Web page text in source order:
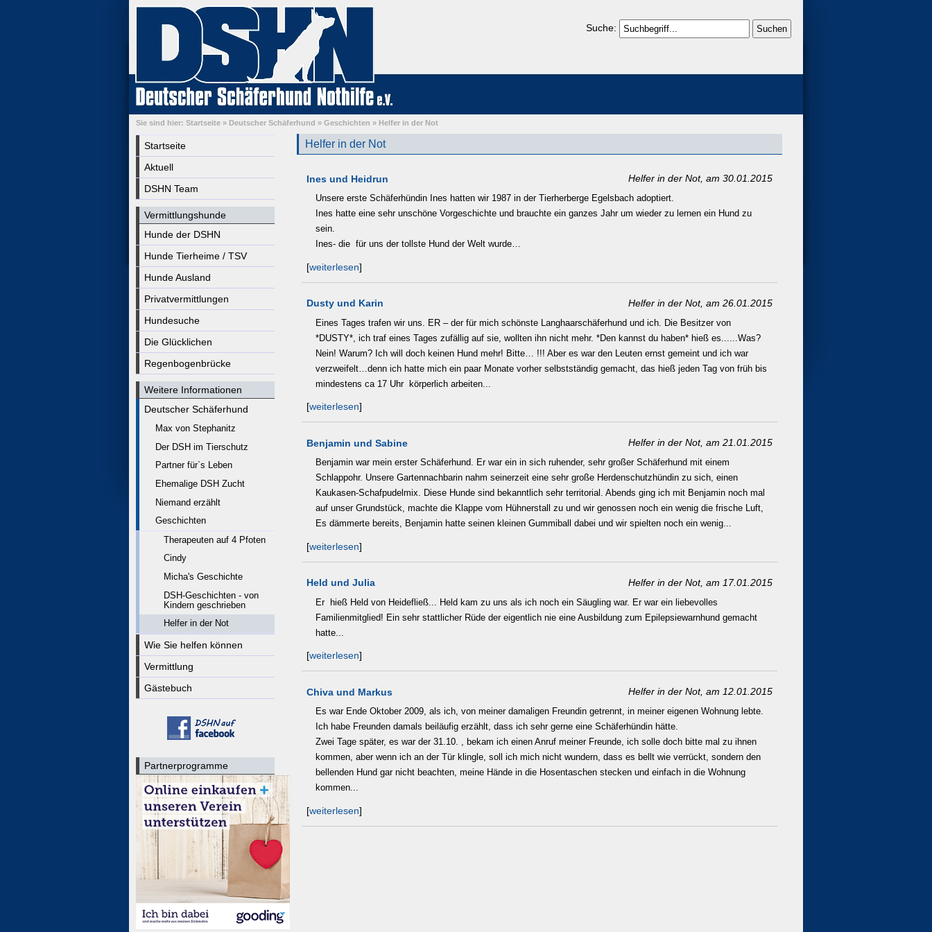
Suche:
Sie sind hier: Startseite » Deutscher Schäferhund » Geschichten » Helfer in der Not
Startseite
Aktuell
DSHN Team
Vermittlungshunde
Hunde der DSHN
Hunde Tierheime / TSV
Hunde Ausland
Privatvermittlungen
Hundesuche
Die Glücklichen
Regenbogenbrücke
Weitere Informationen
Deutscher Schäferhund
Max von Stephanitz
Der DSH im Tierschutz
Partner für`s Leben
Ehemalige DSH Zucht
Niemand erzählt
Geschichten
Therapeuten auf 4 Pfoten
Cindy
Micha's Geschichte
DSH-Geschichten - von
Kindern geschrieben
Helfer in der Not
Wie Sie helfen können
Vermittlung
Gästebuch
Partnerprogramme
Helfer in der Not
Ines und Heidrun Helfer in der Not, am 30.01.2015
Unsere erste Schäferhündin Ines hatten wir 1987 in der Tierherberge Egelsbach adoptiert.
Ines hatte eine sehr unschöne Vorgeschichte und brauchte ein ganzes Jahr um wieder zu lernen ein Hund zu
sein.
Ines- die für uns der tollste Hund der Welt wurde…
[weiterlesen]
Dusty und Karin Helfer in der Not, am 26.01.2015
Eines Tages trafen wir uns. ER – der für mich schönste Langhaarschäferhund und ich. Die Besitzer von
*DUSTY*, ich traf eines Tages zufällig auf sie, wollten ihn nicht mehr. *Den kannst du haben* hieß es......Was?
Nein! Warum? Ich will doch keinen Hund mehr! Bitte… !!! Aber es war den Leuten ernst gemeint und ich war
verzweifelt…denn ich hatte mich ein paar Monate vorher selbstständig gemacht, das hieß jeden Tag von früh bis
mindestens ca 17 Uhr körperlich arbeiten...
[weiterlesen]
Benjamin und Sabine Helfer in der Not, am 21.01.2015
Benjamin war mein erster Schäferhund. Er war ein in sich ruhender, sehr großer Schäferhund mit einem
Schlappohr. Unsere Gartennachbarin nahm seinerzeit eine sehr große Herdenschutzhündin zu sich, einen
Kaukasen-Schafpudelmix. Diese Hunde sind bekanntlich sehr territorial. Abends ging ich mit Benjamin noch mal
auf unser Grundstück, machte die Klappe vom Hühnerstall zu und wir genossen noch ein wenig die frische Luft,
Es dämmerte bereits, Benjamin hatte seinen kleinen Gummiball dabei und wir spielten noch ein wenig...
[weiterlesen]
Held und Julia Helfer in der Not, am 17.01.2015
Er hieß Held von Heidefließ... Held kam zu uns als ich noch ein Säugling war. Er war ein liebevolles
Familienmitglied! Ein sehr stattlicher Rüde der eigentlich nie eine Ausbildung zum Epilepsiewarnhund gemacht
hatte...
[weiterlesen]
Chiva und Markus Helfer in der Not, am 12.01.2015
Es war Ende Oktober 2009, als ich, von meiner damaligen Freundin getrennt, in meiner eigenen Wohnung lebte.
Ich habe Freunden damals beiläufig erzählt, dass ich sehr gerne eine Schäferhündin hätte.
Zwei Tage später, es war der 31.10. , bekam ich einen Anruf meiner Freunde, ich solle doch bitte mal zu ihnen
kommen, aber wenn ich an der Tür klingle, soll ich mich nicht wundern, dass es bellt wie verrückt, sondern den
bellenden Hund gar nicht beachten, meine Hände in die Hosentaschen stecken und einfach in die Wohnung
kommen...
[weiterlesen]